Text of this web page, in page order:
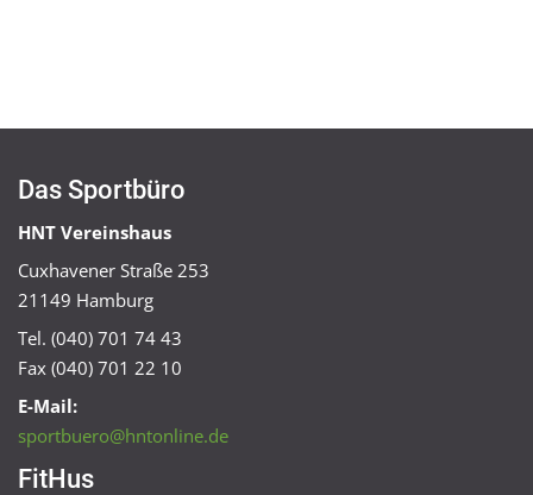
Das Sportbüro
HNT Vereinshaus
Cuxhavener Straße 253
21149 Hamburg
Tel. (040) 701 74 43
Fax (040) 701 22 10
E-Mail:
sportbuero@hntonline.de
FitHus